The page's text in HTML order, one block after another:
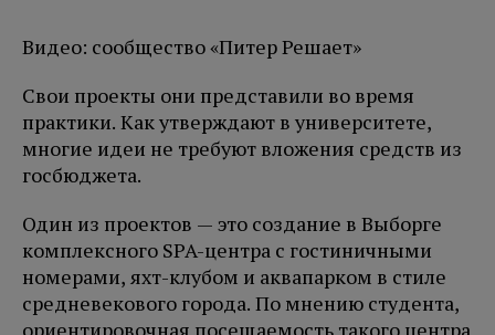
Видео: сообщество «Питер Решает»
Свои проекты они представили во время
практики. Как утверждают в университете,
многие идеи не требуют вложения средств из
госбюджета.
Один из проектов — это создание в Выборге
комплексного SPA-центра с гостиничными
номерами, яхт-клубом и аквапарком в стиле
средневекового города. По мнению студента,